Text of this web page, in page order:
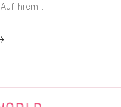
ihrem...